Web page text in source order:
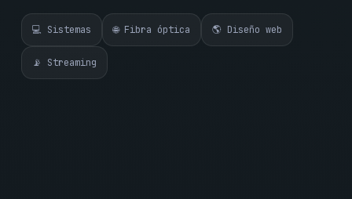
💻 Sistemas 🌐 Fibra óptica 🌎 Diseño web
📡 Streaming